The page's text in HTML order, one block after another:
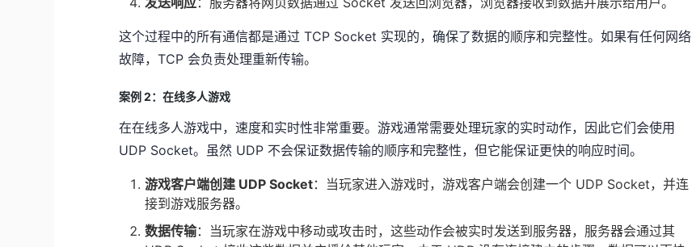
这个过程中的所有通信都是通过 TCP Socket 实现的，确保了数据的顺序和完整性。如果有任何网络
故障，TCP 会负责处理重新传输。
案例 2：在线多人游戏
在在线多人游戏中，速度和实时性非常重要。游戏通常需要处理玩家的实时动作，因此它们会使用
UDP Socket。虽然 UDP 不会保证数据传输的顺序和完整性，但它能保证更快的响应时间。
游戏客户端创建 UDP Socket：当玩家进入游戏时，游戏客户端会创建一个 UDP Socket，并连
接到游戏服务器。
数据传输：当玩家在游戏中移动或攻击时，这些动作会被实时发送到服务器，服务器会通过其